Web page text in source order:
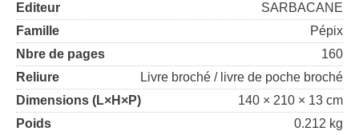
Editeur
SARBACANE
Famille
Pépix
Nbre de pages
160
Reliure
Livre broché / livre de poche broché
Dimensions (L×H×P)
140 × 210 × 13 cm
Poids
0.212 kg